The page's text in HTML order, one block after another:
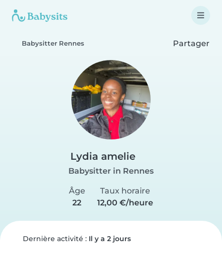
Babysitter Rennes Partager
Lydia amelie
Babysitter in Rennes
Âge
22
Taux horaire
12,00 €/heure
Dernière activité : Il y a 2 jours